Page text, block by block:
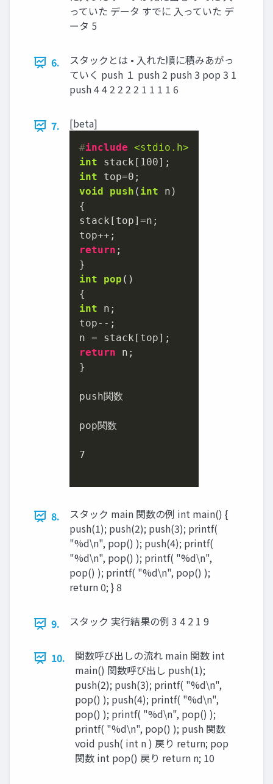
っていた データ すでに 入っていた デ
ータ 5
6.
スタックとは • 入れた順に積みあがっ
ていく push １ push 2 push 3 pop 3 1
push 4 4 2 2 2 2 1 1 1 1 6
7. [beta]
#include <stdio.h>
int stack[ 100
int top=0
void
push ( int n)
{
stack[top]=n;
return ;
int
pop ()
int n;
top--;
return n;
}
push関数
pop関数
7
8.
スタック main 関数の例 int main() {
push(1); push(2); push(3); printf(
"%d\n", pop() ); push(4); printf(
"%d\n", pop() ); printf( "%d\n",
pop() ); printf( "%d\n", pop() );
return 0; } 8
9. スタック 実行結果の例 3 4 2 1 9
10.
関数呼び出しの流れ main 関数 int
main() 関数呼び出し push(1);
push(2); push(3); printf( "%d\n",
pop() ); push(4); printf( "%d\n",
pop() ); printf( "%d\n", pop() );
printf( "%d\n", pop() ); push 関数
void push( int n ) 戻り return; pop
関数 int pop() 戻り return n; 10